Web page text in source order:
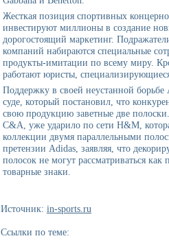
Жесткая позиция спортивных
инвестируют миллионы в создание
дорогостоящий маркетинг.
компаний набираются специальные
продукты-имитации по всему миру.
работают юристы,
Поддержку в своей неустанной
суде, который постановил, что
свою продукцию заветные две
C&A, уже ударило по сети H&M,
коллекции двумя параллельными
претензии Adidas, заявляя, что
полосок не могут рассматриваться
товарные знаки.
Источник: in-sports.ru
Ссылки по теме: